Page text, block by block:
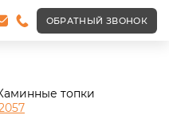
follow"/>
ОБРАТНЫЙ ЗВОНОК
топки